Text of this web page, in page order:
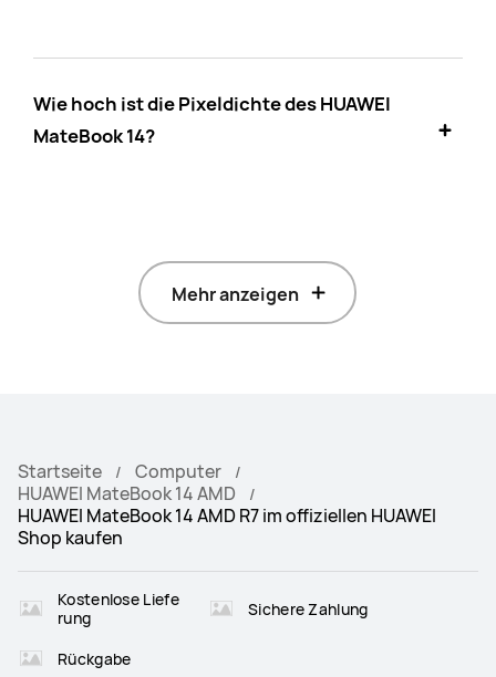
Wie hoch ist die Pixeldichte des HUAWEI
MateBook 14?
Mehr anzeigen
Startseite
Computer
HUAWEI MateBook 14 AMD
HUAWEI MateBook 14 AMD R7 im offiziellen HUAWEI
Shop kaufen
Kostenlose Liefe
rung
Sichere Zahlung
Rückgabe